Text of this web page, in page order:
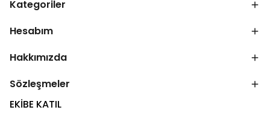
Kategoriler
Hesabım
Hakkımızda
Sözleşmeler
EKİBE KATIL